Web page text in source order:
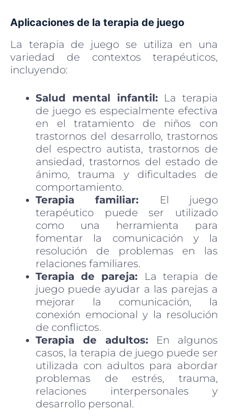
Aplicaciones de la terapia de juego
La terapia de juego se utiliza en una
variedad de contextos terapéuticos,
incluyendo:
Salud mental infantil: La terapia
de juego es especialmente efectiva
en el tratamiento de niños con
trastornos del desarrollo, trastornos
del espectro autista, trastornos de
ansiedad, trastornos del estado de
ánimo, trauma y dificultades de
comportamiento.
Terapia familiar: El juego
terapéutico puede ser utilizado
como una herramienta para
fomentar la comunicación y la
resolución de problemas en las
relaciones familiares.
Terapia de pareja: La terapia de
juego puede ayudar a las parejas a
mejorar la comunicación, la
conexión emocional y la resolución
de conflictos.
Terapia de adultos: En algunos
casos, la terapia de juego puede ser
utilizada con adultos para abordar
problemas de estrés, trauma,
relaciones interpersonales y
desarrollo personal.